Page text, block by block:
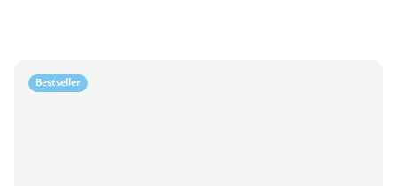
Bestseller